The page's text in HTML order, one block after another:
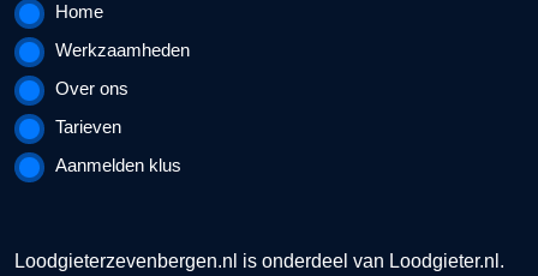
Home
Werkzaamheden
Over ons
Tarieven
Aanmelden klus
Loodgieterzevenbergen.nl is onderdeel van Loodgieter.nl .